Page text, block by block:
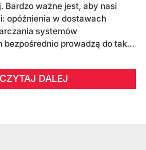
Bardzo ważne jest, aby nasi
opóźnienia w dostawach
systemów
prowadzą do tak...
CZYTAJ DALEJ